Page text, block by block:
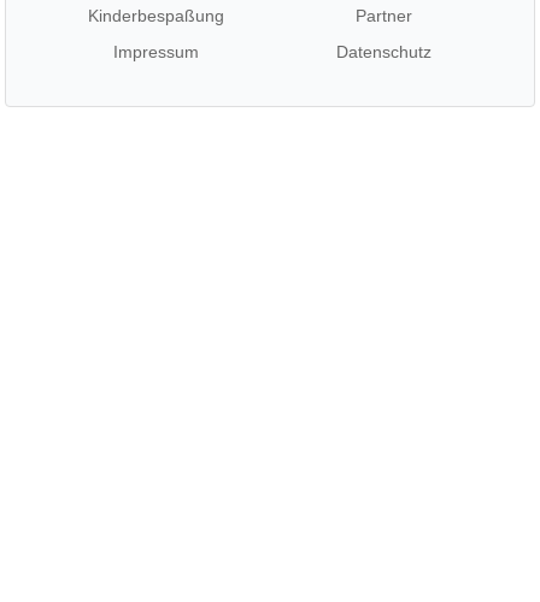
Kinderbespaßung
Partner
Impressum
Datenschutz